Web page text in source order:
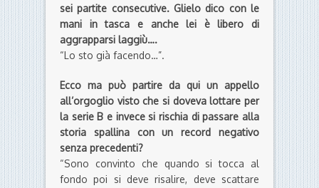
sei partite consecutive. Glielo dico con le
mani in tasca e anche lei è libero di
aggrapparsi laggiù….
“Lo sto già facendo…”.
Ecco ma può partire da qui un appello
all’orgoglio visto che si doveva lottare per
la serie B e invece si rischia di passare alla
storia spallina con un record negativo
senza precedenti?
“Sono convinto che quando si tocca al
fondo poi si deve risalire, deve scattare